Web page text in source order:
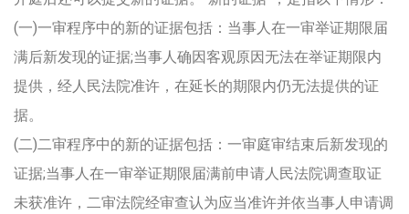
(一)一审程序中的新的证据包括：当事人在一审举证期限届
满后新发现的证据;当事人确因客观原因无法在举证期限内
提供，经人民法院准许，在延长的期限内仍无法提供的证
据。
(二)二审程序中的新的证据包括：一审庭审结束后新发现的
证据;当事人在一审举证期限届满前申请人民法院调查取证
未获准许，二审法院经审查认为应当准许并依当事人申请调